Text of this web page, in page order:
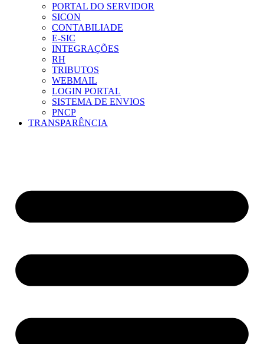
PORTAL DO SERVIDOR
SICON
CONTABILIADE
E-SIC
INTEGRAÇÕES
RH
TRIBUTOS
WEBMAIL
LOGIN PORTAL
SISTEMA DE ENVIOS
PNCP
TRANSPARÊNCIA